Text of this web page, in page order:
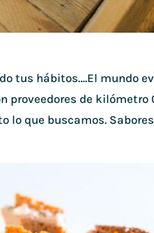
tus hábitos….El mundo
proveedores de kilómetro
lo que buscamos.